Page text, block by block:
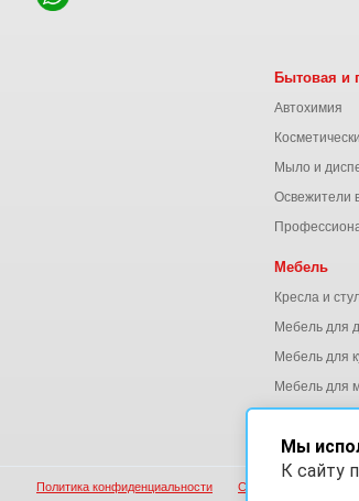
Бытовая и
Автохимия
Мыло и
Освежители
Мебель
Кресла и
Мебель для
Мебель для
Мебель для
Политика конфиденциальности Согласие на
Мы
К сайту